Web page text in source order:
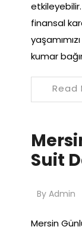
finansal
kumar
Read
Suit
By Admin
Mersin